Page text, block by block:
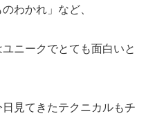
わかれ」など、
ニークでとても面白いと
見てきたテクニカルもチ